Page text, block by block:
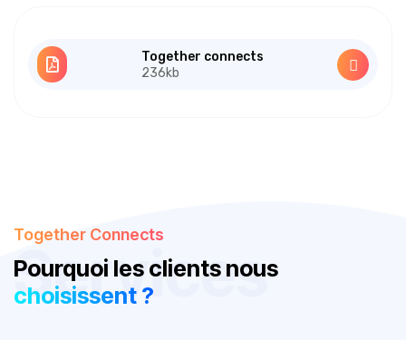
Together connects
236kb
Together Connects
Pourquoi les clients nous
choisissent ?
Services